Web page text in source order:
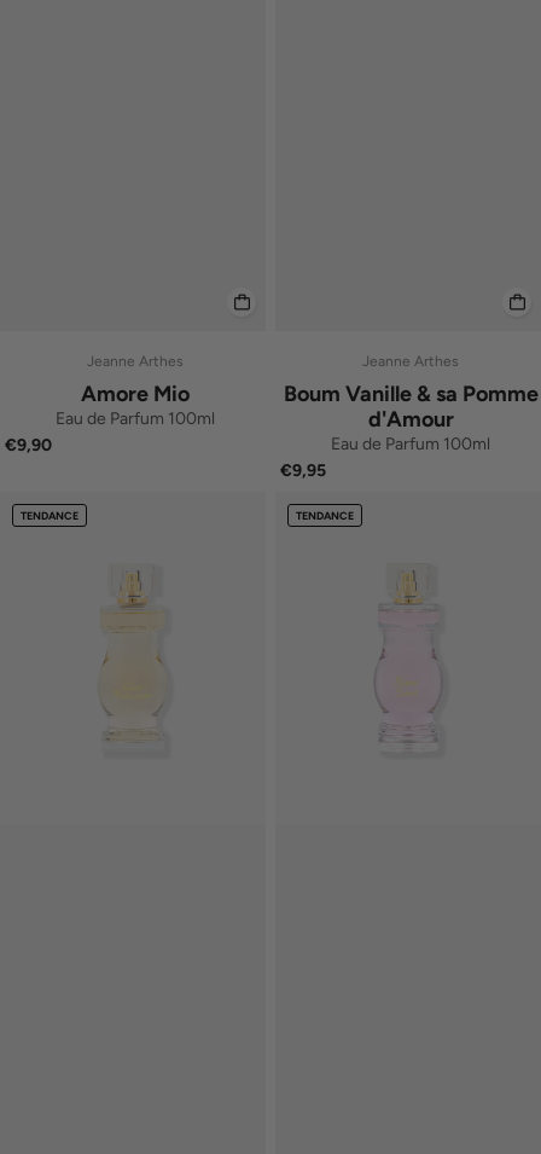
Jeanne Arthes
Amore Mio
Eau de Parfum 100ml
€9,90
Jeanne Arthes
Boum Vanille & sa Pomme
d'Amour
Eau de Parfum 100ml
€9,95
TENDANCE TENDANCE